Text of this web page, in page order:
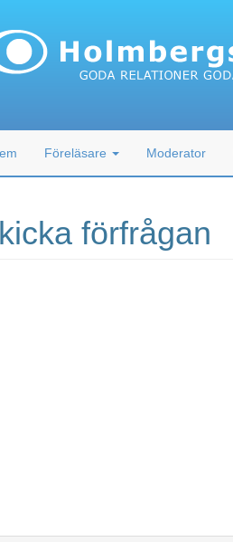
Föreläsare Moderator
förfrågan